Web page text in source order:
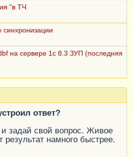
"в ТЧ
синхронизации
на сервере 1с 8.3 ЗУП (последняя
ответ?
и задай свой вопрос. Живое
намного быстрее.